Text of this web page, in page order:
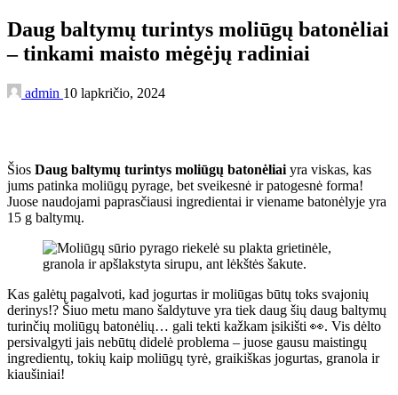
Daug baltymų turintys moliūgų batonėliai
– tinkami maisto mėgėjų radiniai
admin 10 lapkričio, 2024
Šios Daug baltymų turintys moliūgų batonėliai yra viskas, kas
jums patinka moliūgų pyrage, bet sveikesnė ir patogesnė forma!
Juose naudojami paprasčiausi ingredientai ir viename batonėlyje yra
15 g baltymų.
Kas galėtų pagalvoti, kad jogurtas ir moliūgas būtų toks svajonių
derinys!? Šiuo metu mano šaldytuve yra tiek daug šių daug baltymų
turinčių moliūgų batonėlių… gali tekti kažkam įsikišti 👀. Vis dėlto
persivalgyti jais nebūtų didelė problema – juose gausu maistingų
ingredientų, tokių kaip moliūgų tyrė, graikiškas jogurtas, granola ir
kiaušiniai!